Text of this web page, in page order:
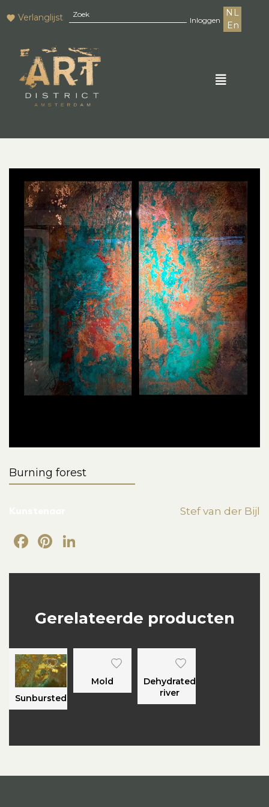
Verlanglijst Inloggen
NL
En
Burning forest
Stef van der Bijl
Facebook
Pinterest
Gerelateerde producten
Sunbursted
Mold
Dehydrated
river